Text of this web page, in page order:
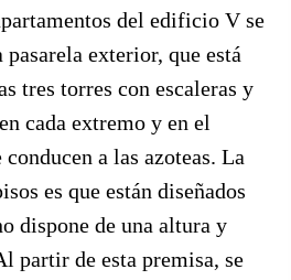
del edificio V se
exterior, que está
tres torres con escaleras y
cada extremo y en el
a las azoteas. La
es que están diseñados
dispone de una altura y
partir de esta premisa, se